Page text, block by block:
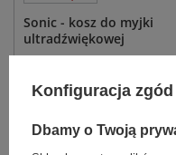
Sonic - kosz do myjki
ultradźwiękowej
uchwyty ułatwiające
przenoszenie.
Konfiguracja zgód
Dbamy o Twoją